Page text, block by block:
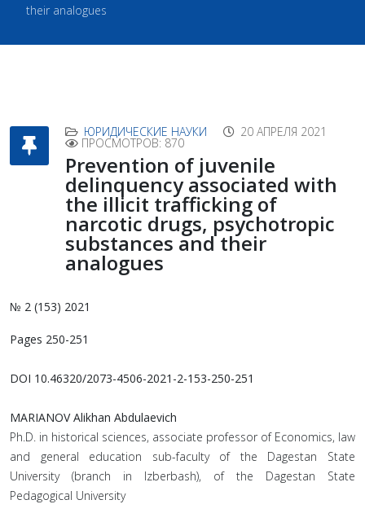
their analogues
ЮРИДИЧЕСКИЕ НАУКИ 20 АПРЕЛЯ 2021
ПРОСМОТРОВ: 870
Prevention of juvenile
delinquency associated with
the illicit trafficking of
narcotic drugs, psychotropic
substances and their
analogues
№ 2 (153) 2021
Pages 250-251
DOI 10.46320/2073-4506-2021-2-153-250-251
MARIANOV Alikhan Abdulaevich
Ph.D. in historical sciences, associate professor of Economics, law
and general education sub-faculty of the Dagestan State
University (branch in Izberbash), of the Dagestan State
Pedagogical University